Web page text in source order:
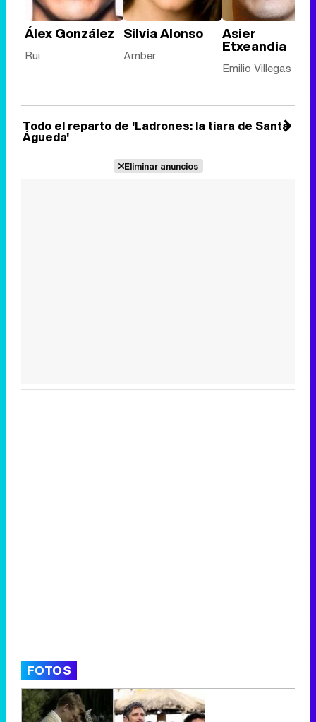
Álex González
Rui
Silvia Alonso
Amber
Asier
Etxeandia
Emilio Villegas
Todo el reparto de 'Ladrones: la tiara de Santa
Águeda'
Eliminar anuncios
FOTOS